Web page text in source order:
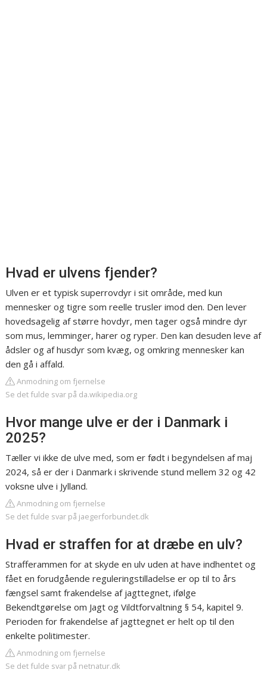
Hvad er ulvens fjender?
Ulven er et typisk superrovdyr i sit område, med kun
mennesker og tigre som reelle trusler imod den. Den lever
hovedsagelig af større hovdyr, men tager også mindre dyr
som mus, lemminger, harer og ryper. Den kan desuden leve af
ådsler og af husdyr som kvæg, og omkring mennesker kan
den gå i affald.
Anmodning om fjernelse
Se det fulde svar på da.wikipedia.org
Hvor mange ulve er der i Danmark i
2025?
Tæller vi ikke de ulve med, som er født i begyndelsen af maj
2024, så er der i Danmark i skrivende stund mellem 32 og 42
voksne ulve i Jylland.
Anmodning om fjernelse
Se det fulde svar på jaegerforbundet.dk
Hvad er straffen for at dræbe en ulv?
Strafferammen for at skyde en ulv uden at have indhentet og
fået en forudgående reguleringstilladelse er op til to års
fængsel samt frakendelse af jagttegnet, ifølge
Bekendtgørelse om Jagt og Vildtforvaltning § 54, kapitel 9.
Perioden for frakendelse af jagttegnet er helt op til den
enkelte politimester.
Anmodning om fjernelse
Se det fulde svar på netnatur.dk